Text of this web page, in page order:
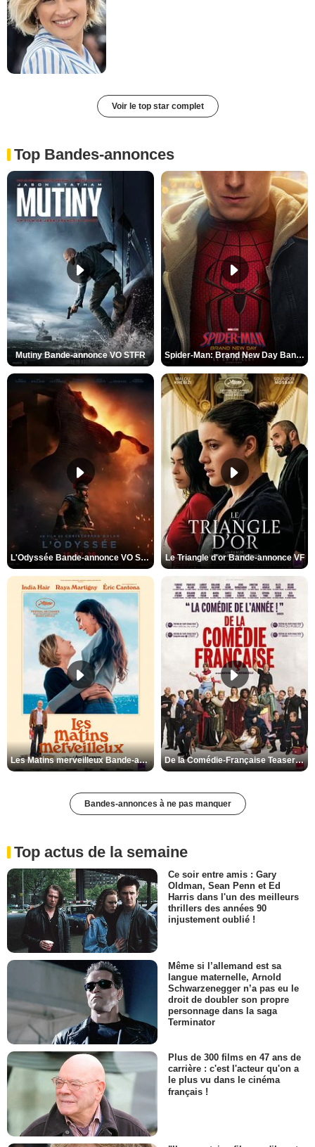
Voir le top star complet
Top Bandes-annonces
Mutiny Bande-annonce VO STFR Spider-Man: Brand New Day Bande-annonce VO STFR
L'Odyssée Bande-annonce VO STFR Le Triangle d'or Bande-annonce VF
Les Matins merveilleux Bande-annonce VF De la Comédie-Française Teaser VF
Bandes-annonces à ne pas manquer
Top actus de la semaine
Ce soir entre amis : Gary
Oldman, Sean Penn et Ed
Harris dans l'un des meilleurs
thrillers des années 90
injustement oublié !
Même si l’allemand est sa
langue maternelle, Arnold
Schwarzenegger n’a pas eu le
droit de doubler son propre
personnage dans la saga
Terminator
Plus de 300 films en 47 ans de
carrière : c'est l'acteur qu'on a
le plus vu dans le cinéma
français !